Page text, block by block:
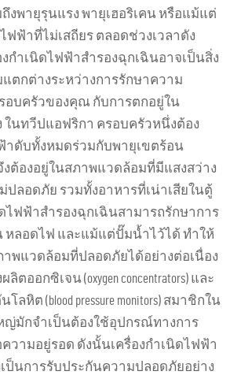
งพายุรุนแรง พายุเฮอริเคน หรือแม้แต่
ฟ้าที่ไม่เสถียร ตลอดช่วงเวลาดัง
งกำเนิดไฟฟ้าสำรองฉุกเฉินอาจเป็นสิ่ง
ตกต่างระหว่างการรักษาความ
อบครัวของคุณ กับการตกอยู่ใน
ในทวีปแอฟริกา ครอบครัวหนึ่งต้อง
าดับทั้งหมดร่วมกับพายุเขตร้อน
งต้องอยู่ในสภาพแวดล้อมที่มีแสงสว่าง
ปลอดภัย รวมทั้งอาหารที่เน่าเสียในตู้
ดไฟฟ้าสำรองฉุกเฉินสามารถรักษาการ
หลอดไฟ และแม้แต่ปั๊มน้ำไว้ได้ ทำให้
าพแวดล้อมที่ปลอดภัยได้อย่างต่อเนื่อง
ตออกซิเจน (oxygen concentrators) และ
ลหิต (blood pressure monitors) สมาชิกใน
ญ่มักจำเป็นต้องใช้อุปกรณ์ทางการ
วามอยู่รอด ดังนั้นเครื่องกำเนิดไฟฟ้า
ป็นการรับประกันความปลอดภัยอย่าง